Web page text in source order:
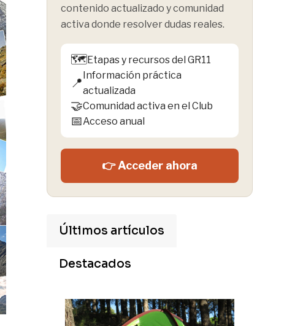
contenido actualizado y comunidad
activa donde resolver dudas reales.
🗺️Etapas y recursos del GR11
📍
Información práctica
actualizada
🤝Comunidad activa en el Club
📅Acceso anual
👉 Acceder ahora
Últimos artículos
Destacados